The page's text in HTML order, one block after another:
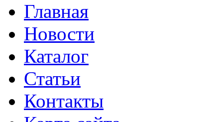
Главная
Новости
Каталог
Статьи
Контакты